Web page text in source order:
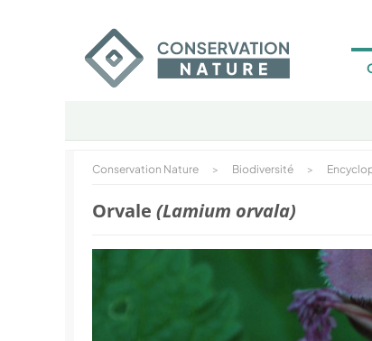
Conservation Nature > Biodiversité >
Orvale (Lamium orvala)